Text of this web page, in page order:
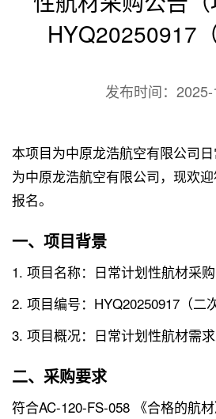
联系我们HYQ20250917
发布时间：
本项目为中原龙浩航空有限公司
为中原龙浩航空有限公司，现欢
报名。
一、项目背景
1. 项目名称：日常计划性航材采购
2. 项目编号：HYQ20250917（二次
3. 项目概况：日常计划性航材需
二、采购要求
符合AC-120-FS-058 《合格的航